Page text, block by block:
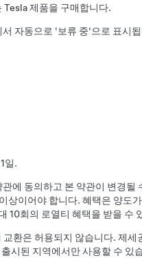
Tesla 제품을 구매합니다.
자동으로 '보류 중'으로 표시
일.
에 동의하고 본 약관이 변경될
상이어야 합니다. 혜택은 양도
10회의 로열티 혜택을 받을 수
환은 허용되지 않습니다. 제세
시된 지역에서만 사용할 수 있